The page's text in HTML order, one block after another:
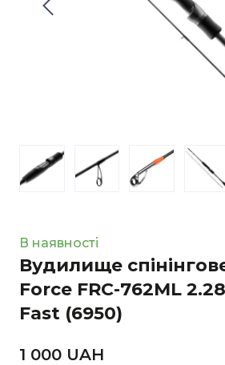
В наявності
Вудилище
Force FRC-762ML
Fast (6950)
1 000 UAН